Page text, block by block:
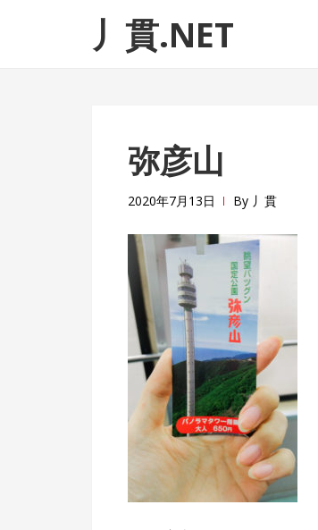
ゲ
テ丿貫.NET
弥彦山
2020年7月13日 By 丿貫